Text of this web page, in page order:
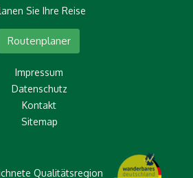
Sie Ihre Reise
Routenplaner
Impressum
Datenschutz
Kontakt
Sitemap
Qualitätsregion